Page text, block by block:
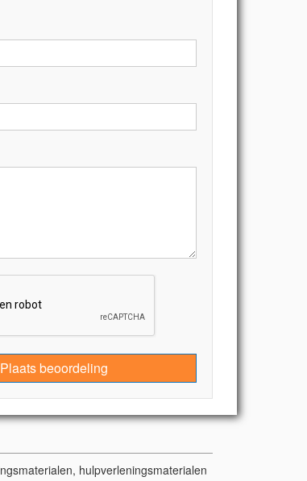
Plaats beoordeling
hulpverleningsmaterialen